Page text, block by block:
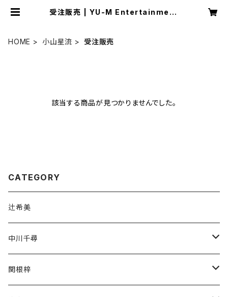
受注販売 | YU-M Entertainment
HOME 小山星流 受注販売
該当する商品が見つかりませんでした。
CATEGORY
辻希美
中川千尋
通常商品
関根梓